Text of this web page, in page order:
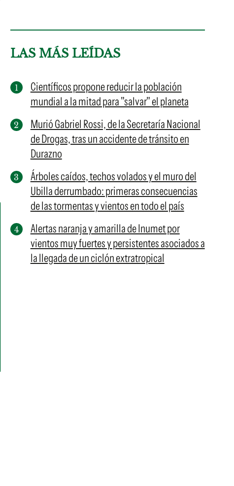
LAS MÁS LEÍDAS
Científicos propone reducir la población
mundial a la mitad para "salvar" el planeta
Murió Gabriel Rossi, de la Secretaría Nacional
de Drogas, tras un accidente de tránsito en
Durazno
Árboles caídos, techos volados y el muro del
Ubilla derrumbado: primeras consecuencias
de las tormentas y vientos en todo el país
Alertas naranja y amarilla de Inumet por
vientos muy fuertes y persistentes asociados a
la llegada de un ciclón extratropical